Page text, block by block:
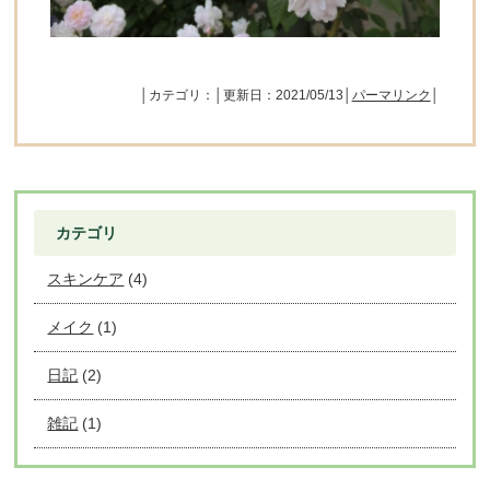
│カテゴリ：│更新日：2021/05/13│ パーマリンク
カテゴリ
スキンケア (4)
メイク (1)
日記 (2)
雑記 (1)